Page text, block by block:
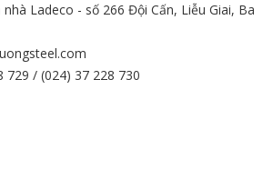
Ladeco - số 266 Đội Cấn, Liễu Giai, Ba
729 / (024) 37 228 730